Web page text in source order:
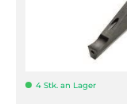
4 Stk. an Lager